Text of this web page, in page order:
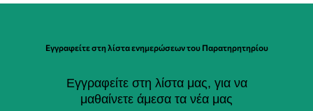
Εγγραφείτε στη λίστα ενημερώσεων του Παρατηρητηρίου
Εγγραφείτε στη λίστα μας, για να
μαθαίνετε άμεσα τα νέα μας